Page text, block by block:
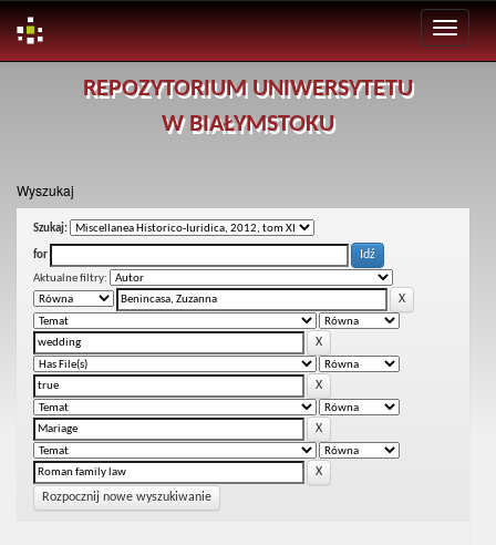
REPOZYTORIUM UNIWERSYTETU
W BIAŁYMSTOKU
Wyszukaj
Szukaj:
for
Aktualne filtry:
Rozpocznij nowe wyszukiwanie